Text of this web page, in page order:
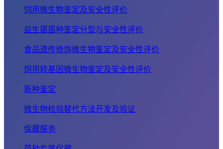
饲用微生物鉴定及安全性评价
益生菌菌种鉴定分型与安全性评价
食品遗传修饰微生物鉴定及安全性评价
饲用转基因微生物鉴定及安全性评价
新种鉴定
微生物检验替代方法开发及验证
保藏服务